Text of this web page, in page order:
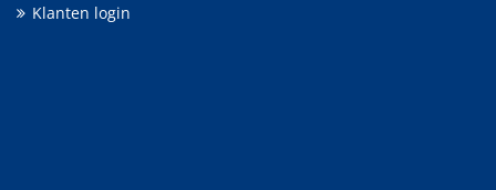
Klanten login